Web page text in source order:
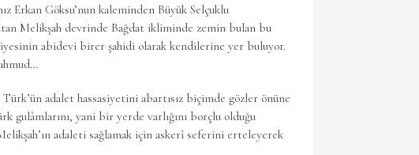
Erkan Göksu’nun kaleminden Büyük Selçuklu
Melikşah devrinde Bağdat ikliminde zemin bulan bu
abidevi birer şahidi olarak kendilerine yer buluyor.
adalet hassasiyetini abartısız biçimde gözler önüne
yani bir yerde varlığını borçlu olduğu
adaleti sağlamak için askerî seferini erteleyerek